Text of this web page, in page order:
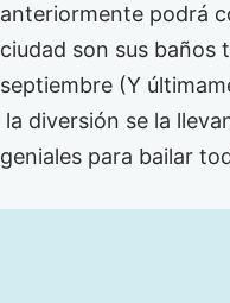
anteriormente podrá
ciudad son sus baños
septiembre (Y
la diversión se la
geniales para bailar